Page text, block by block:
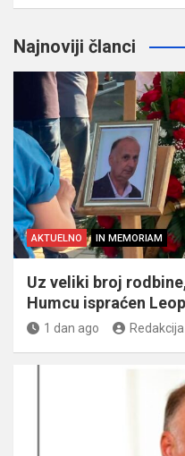
Najnoviji članci
AKTUELNO IN MEMORIAM
Uz veliki broj
Humcu ispraćen
1 dan ago Redakcija